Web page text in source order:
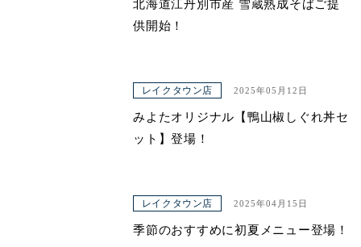
北海道江丹別市産 雪蔵熟成そばご提
供開始！
レイクタウン店 2025年05月12日
みよたオリジナル【鴨山椒しぐれ丼セ
ット】登場！
レイクタウン店 2025年04月15日
季節のおすすめに初夏メニュー登場！